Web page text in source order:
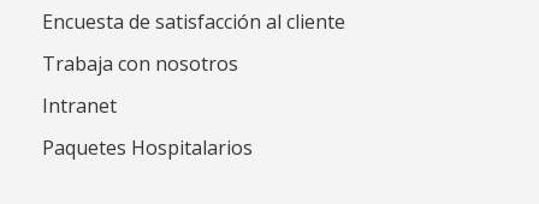
Encuesta de satisfacción al cliente
Trabaja con nosotros
Intranet
Paquetes Hospitalarios